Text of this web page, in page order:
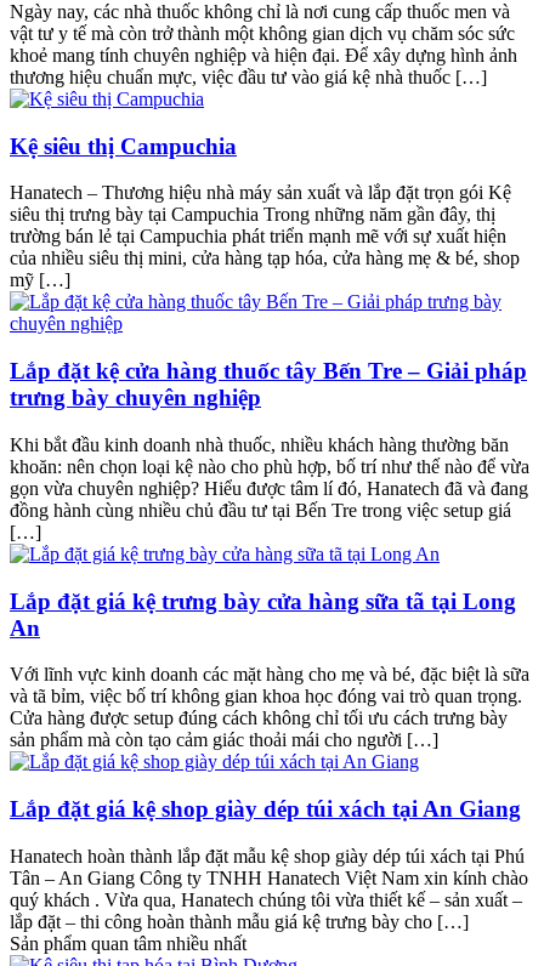
Ngày nay, các nhà thuốc không chỉ là nơi cung cấp thuốc men và
vật tư y tế mà còn trở thành một không gian dịch vụ chăm sóc sức
khoẻ mang tính chuyên nghiệp và hiện đại. Để xây dựng hình ảnh
thương hiệu chuẩn mực, việc đầu tư vào giá kệ nhà thuốc […]
Kệ siêu thị Campuchia
Hanatech – Thương hiệu nhà máy sản xuất và lắp đặt trọn gói Kệ
siêu thị trưng bày tại Campuchia Trong những năm gần đây, thị
trường bán lẻ tại Campuchia phát triển mạnh mẽ với sự xuất hiện
của nhiều siêu thị mini, cửa hàng tạp hóa, cửa hàng mẹ & bé, shop
mỹ […]
Lắp đặt kệ cửa hàng thuốc tây Bến Tre – Giải pháp
trưng bày chuyên nghiệp
Khi bắt đầu kinh doanh nhà thuốc, nhiều khách hàng thường băn
khoăn: nên chọn loại kệ nào cho phù hợp, bố trí như thế nào để vừa
gọn vừa chuyên nghiệp? Hiểu được tâm lí đó, Hanatech đã và đang
đồng hành cùng nhiều chủ đầu tư tại Bến Tre trong việc setup giá
[…]
Lắp đặt giá kệ trưng bày cửa hàng sữa tã tại Long
An
Với lĩnh vực kinh doanh các mặt hàng cho mẹ và bé, đặc biệt là sữa
và tã bỉm, việc bố trí không gian khoa học đóng vai trò quan trọng.
Cửa hàng được setup đúng cách không chỉ tối ưu cách trưng bày
sản phẩm mà còn tạo cảm giác thoải mái cho người […]
Lắp đặt giá kệ shop giày dép túi xách tại An Giang
Hanatech hoàn thành lắp đặt mẫu kệ shop giày dép túi xách tại Phú
Tân – An Giang Công ty TNHH Hanatech Việt Nam xin kính chào
quý khách . Vừa qua, Hanatech chúng tôi vừa thiết kế – sản xuất –
lắp đặt – thi công hoàn thành mẫu giá kệ trưng bày cho […]
Sản phẩm quan tâm nhiều nhất